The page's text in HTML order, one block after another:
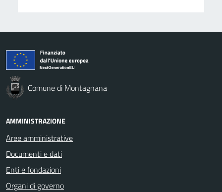
Comune di Montagnana
AMMINISTRAZIONE
Aree amministrative
Documenti e dati
Enti e fondazioni
Organi di governo